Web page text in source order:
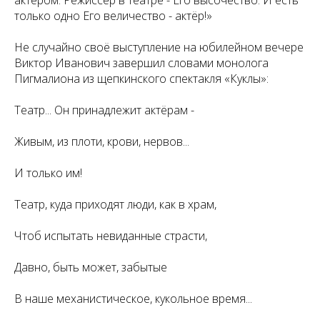
только одно Его величество - актёр!»
Не случайно своё выступление на юбилейном вечере
Виктор Иванович завершил словами монолога
Пигмалиона из щепкинского спектакля «Куклы»:
Театр... Он принадлежит актёрам -
Живым, из плоти, крови, нервов...
И только им!
Театр, куда приходят люди, как в храм,
Чтоб испытать невиданные страсти,
Давно, быть может, забытые
В наше механистическое, кукольное время...